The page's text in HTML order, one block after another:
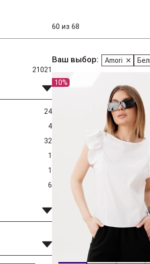
60 из 68
21021
24
4
32
1
1
6
Ваш выбор: Amori
10%